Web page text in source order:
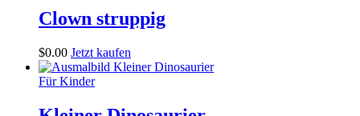
Clown struppig
$0.00 Jetzt kaufen
Für Kinder